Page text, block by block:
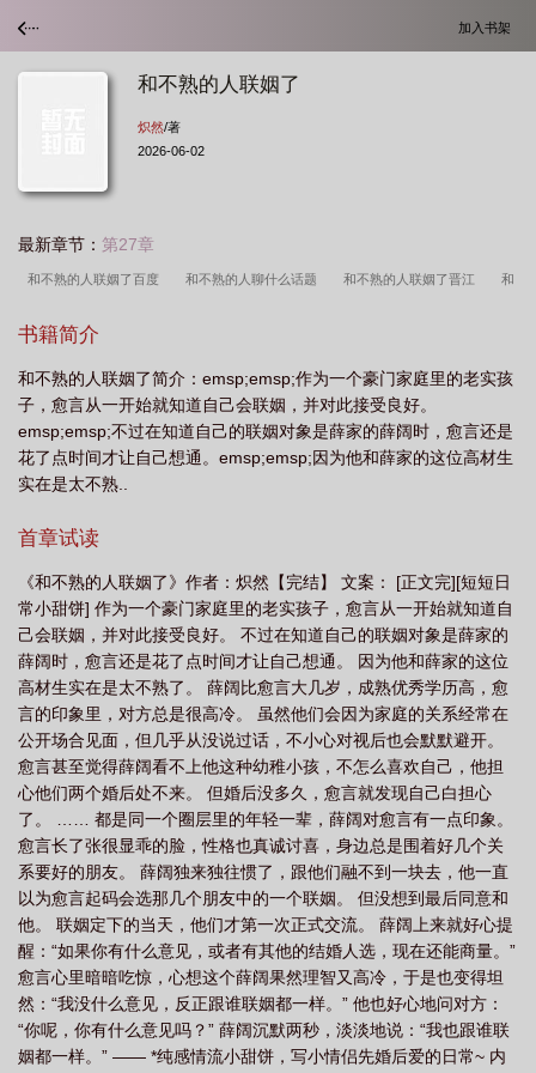
加入书架
和不熟的人联姻了
炽然/著
2026-06-02
最新章节： 第27章
和不熟的人联姻了百度 和不熟的人聊什么话题 和不熟的人联姻了晋江 和
不熟的人联姻了怎么说
txt 我说和不太熟的人结婚应该会很开心 和一个不熟的人怎么恋爱 不熟的
人联姻了by阿阮有酒 和不熟的人在一起总是很尴尬 和不熟的人联姻了by炽然
百度 和不熟的人联姻了TXT 和不熟的人结婚应该会很开心 和不熟的人联姻
了该怎么办 和不熟的人联姻了免费阅读
熟的人联姻了怎么办 和不熟的人联姻了会怎么样 和不熟的人联姻了by炽然
TXT
书籍简介
和不熟的人联姻了简介：emsp;emsp;作为一个豪门家庭里的老实孩
子，愈言从一开始就知道自己会联姻，并对此接受良好。
emsp;emsp;不过在知道自己的联姻对象是薛家的薛阔时，愈言还是
花了点时间才让自己想通。emsp;emsp;因为他和薛家的这位高材生
实在是太不熟..
首章试读
《和不熟的人联姻了》作者：炽然【完结】 文案： [正文完][短短日
常小甜饼] 作为一个豪门家庭里的老实孩子，愈言从一开始就知道自
己会联姻，并对此接受良好。 不过在知道自己的联姻对象是薛家的
薛阔时，愈言还是花了点时间才让自己想通。 因为他和薛家的这位
高材生实在是太不熟了。 薛阔比愈言大几岁，成熟优秀学历高，愈
言的印象里，对方总是很高冷。 虽然他们会因为家庭的关系经常在
公开场合见面，但几乎从没说过话，不小心对视后也会默默避开。
愈言甚至觉得薛阔看不上他这种幼稚小孩，不怎么喜欢自己，他担
心他们两个婚后处不来。 但婚后没多久，愈言就发现自己白担心
了。 …… 都是同一个圈层里的年轻一辈，薛阔对愈言有一点印象。
愈言长了张很显乖的脸，性格也真诚讨喜，身边总是围着好几个关
系要好的朋友。 薛阔独来独往惯了，跟他们融不到一块去，他一直
以为愈言起码会选那几个朋友中的一个联姻。 但没想到最后同意和
他。 联姻定下的当天，他们才第一次正式交流。 薛阔上来就好心提
醒：“如果你有什么意见，或者有其他的结婚人选，现在还能商量。”
愈言心里暗暗吃惊，心想这个薛阔果然理智又高冷，于是也变得坦
然：“我没什么意见，反正跟谁联姻都一样。” 他也好心地问对方：
“你呢，你有什么意见吗？” 薛阔沉默两秒，淡淡地说：“我也跟谁联
姻都一样。” —— *纯感情流小甜饼，写小情侣先婚后爱的日常~ 内